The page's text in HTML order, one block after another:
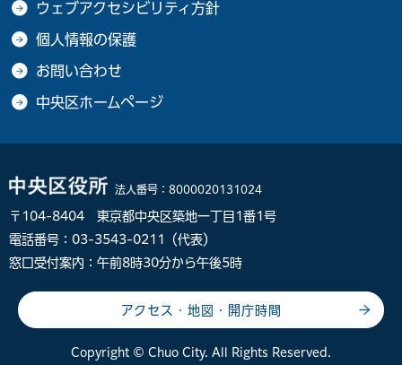
ウェブアクセシビリティ方針
個人情報の保護
お問い合わせ
中央区ホームページ
法人番号： 8000020131024
〒104-8404 東京都中央区築地一丁目1番1号
電話番号：03-3543-0211（代表）
窓口受付案内：午前8時30分から午後5時
アクセス・地図・開庁時間
Copyright © Chuo City. All Rights Reserved.